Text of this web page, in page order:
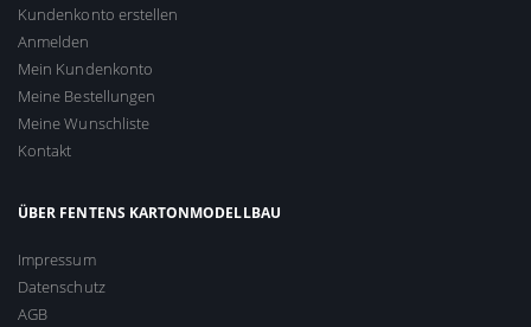
Kundenkonto erstellen
Anmelden
Mein Kundenkonto
Meine Bestellungen
Meine Wunschliste
Kontakt
ÜBER FENTENS KARTONMODELLBAU
Impressum
Datenschutz
AGB